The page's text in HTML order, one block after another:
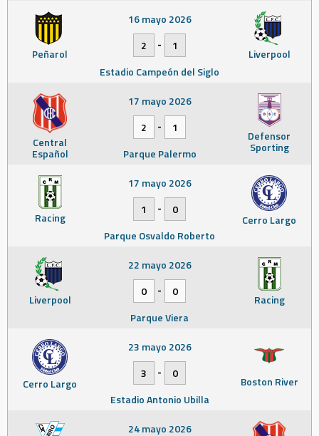
Peñarol Liverpool
16 mayo 2026
2
-
1
Estadio Campeón del Siglo
Central
Español
Defensor
Sporting
17 mayo 2026
2
-
1
Parque Palermo
Racing Cerro Largo
17 mayo 2026
1
-
0
Parque Osvaldo Roberto
Liverpool Racing
22 mayo 2026
0
-
0
Parque Viera
Cerro Largo Boston River
23 mayo 2026
3
-
0
Estadio Antonio Ubilla
24 mayo 2026